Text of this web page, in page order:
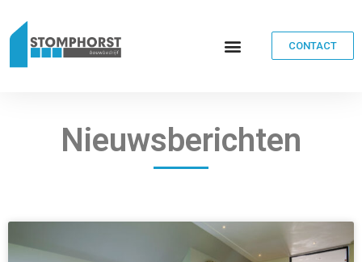
CONTACT
Nieuwsberichten